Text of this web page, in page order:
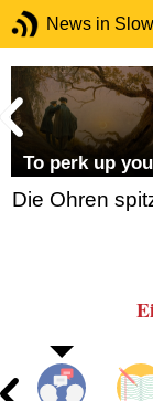
News in
To perk up
Die Ohren